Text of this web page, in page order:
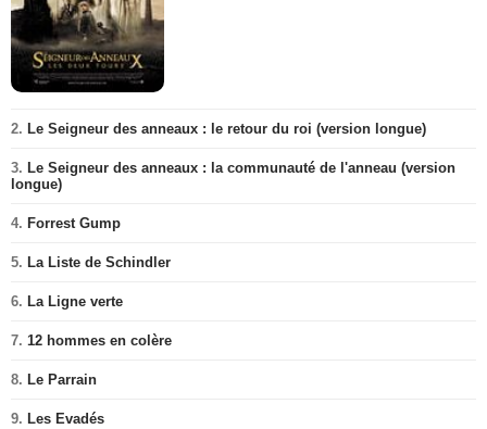
2. Le Seigneur des anneaux : le retour du roi (version longue)
3. Le Seigneur des anneaux : la communauté de l'anneau (version
longue)
4. Forrest Gump
5. La Liste de Schindler
6. La Ligne verte
7. 12 hommes en colère
8. Le Parrain
9. Les Evadés